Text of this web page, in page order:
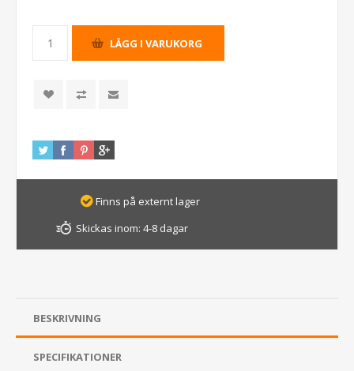
Finns på externt lager
Skickas inom: 4-8 dagar
BESKRIVNING
SPECIFIKATIONER